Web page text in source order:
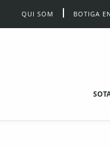
QUI SOM BOTIGA